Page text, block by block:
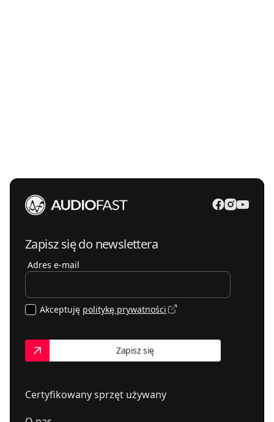
Certyfikowany sprzęt używany
Zapisz się do newslettera
Adres e-mail
Akceptuję politykę prywatności
Zapisz się